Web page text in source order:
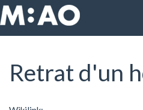
Vés al contingut
Inici Retrat d'un home gran
Retrat d'un